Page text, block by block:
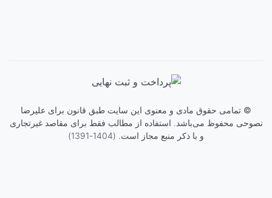
© تمامی حقوق مادی و معنوی این سایت طبق قانون برای علیرضا
نصوحی محفوظ می‌باشد. استفاده از مطالب فقط برای مقاصد غیرتجاری
و با ذکر منبع مجاز است. (1404-1391)